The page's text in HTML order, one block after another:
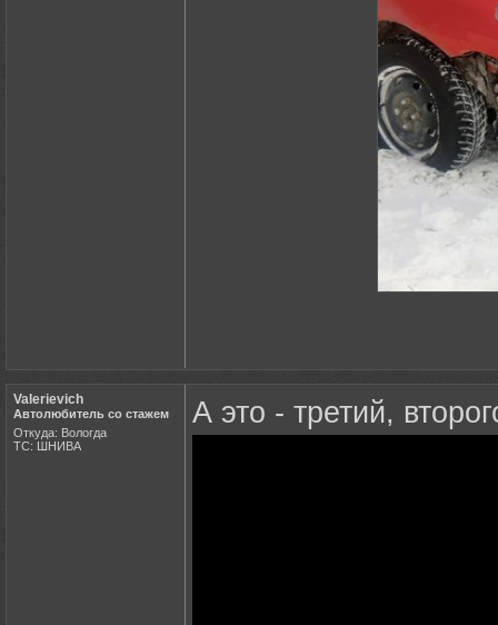
Valerievich
Автолюбитель со стажем
Откуда: Вологда
ТС: ШНИВА
А это - третий,